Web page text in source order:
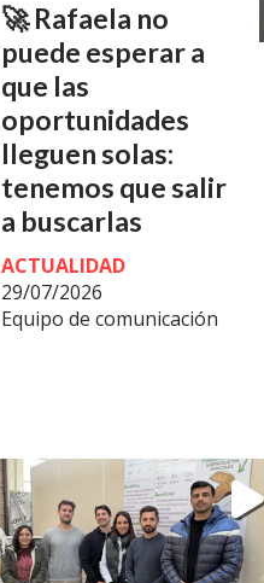
🚀 Rafaela no
puede esperar a
que las
oportunidades
lleguen solas:
tenemos que salir
a buscarlas
Equipo de comunicación
ACTUALIDAD
29/07/2026